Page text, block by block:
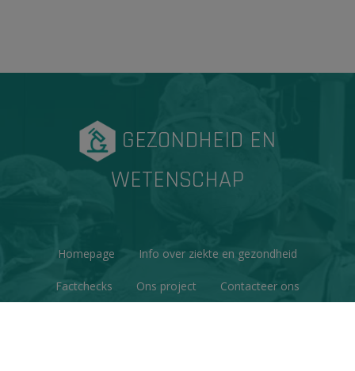
GEZONDHEID EN
WETENSCHAP
Homepage Info over ziekte en gezondheid
Factchecks Ons project Contacteer ons